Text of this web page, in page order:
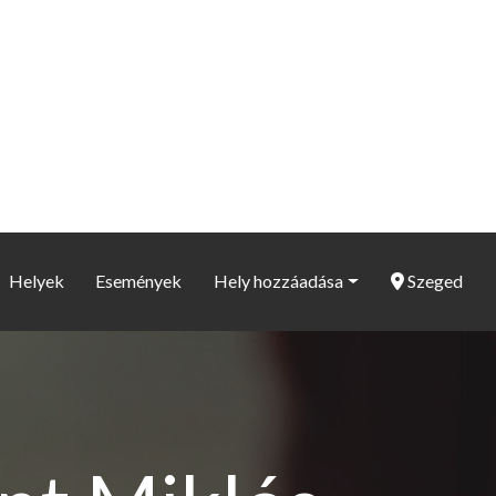
Helyek Események Hely hozzáadása Szeged